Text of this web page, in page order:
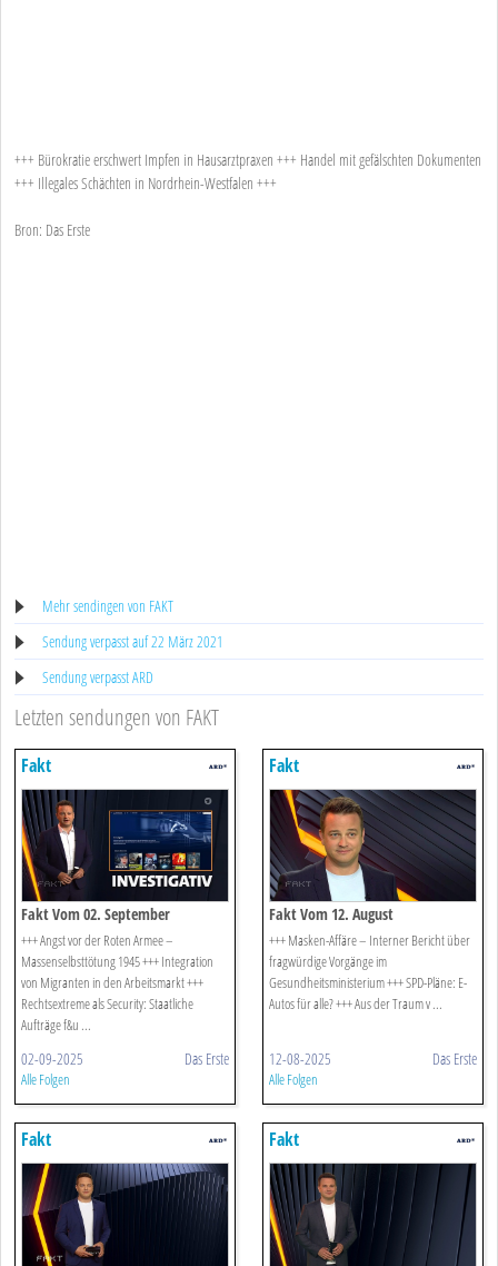
+++ Bürokratie erschwert Impfen in Hausarztpraxen +++ Handel mit gefälschten Dokumenten
+++ Illegales Schächten in Nordrhein-Westfalen +++
Bron: Das Erste
Mehr sendingen von FAKT
Sendung verpasst auf 22 März 2021
Sendung verpasst ARD
Letzten sendungen von FAKT
Fakt
Fakt Vom 02. September
+++ Angst vor der Roten Armee –
Massenselbsttötung 1945 +++ Integration
von Migranten in den Arbeitsmarkt +++
Rechtsextreme als Security: Staatliche
Aufträge f&u ...
02-09-2025 Das Erste
Alle Folgen
Fakt
Fakt Vom 12. August
+++ Masken-Affäre – Interner Bericht über
fragwürdige Vorgänge im
Gesundheitsministerium +++ SPD-Pläne: E-
Autos für alle? +++ Aus der Traum v ...
12-08-2025 Das Erste
Alle Folgen
Fakt Fakt